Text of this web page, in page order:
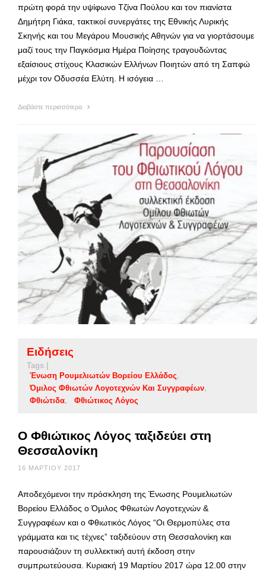
πρώτη φορά την υψίφωνο Τζίνα Πούλου και τον πιανίστα
Δημήτρη Γιάκα, τακτικοί συνεργάτες της Εθνικής Λυρικής
Σκηνής και του Μεγάρου Μουσικής Αθηνών για να γιορτάσουμε
μαζί τους την Παγκόσμια Ημέρα Ποίησης τραγουδώντας
εξαίσιους στίχους Κλασικών Ελλήνων Ποιητών από τη Σαπφώ
μέχρι τον Οδυσσέα Ελύτη. Η ισόγεια …
Διαβάστε περισσότερα
Ειδήσεις
Tags |
Ένωση Ρουμελιωτών Βορείου Ελλάδος
Όμιλος Φθιωτών Λογοτεχνών Και Συγγραφέων
Φθιώτιδα
Φθιώτικος Λόγος
Ο Φθιώτικος Λόγος ταξιδεύει στη
Θεσσαλονίκη
16 ΜΑΡΤΊΟΥ 2017
Αποδεχόμενοι την πρόσκληση της Ένωσης Ρουμελιωτών
Βορείου Ελλάδος ο Όμιλος Φθιωτών Λογοτεχνών &
Συγγραφέων και ο Φθιωτικός Λόγος “Οι Θερμοπύλες στα
γράμματα και τις τέχνες” ταξιδεύουν στη Θεσσαλονίκη και
παρουσιάζουν τη συλλεκτική αυτή έκδοση στην
συμπρωτεύουσα. Κυριακή 19 Μαρτίου 2017 ώρα 12.00 στην